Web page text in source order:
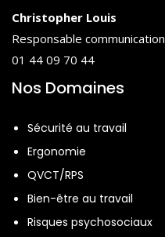
Christopher Louis
Responsable communication
01 44 09 70 44
Nos Domaines
Sécurité au travail
Ergonomie
QVCT/RPS
Bien-être au travail
Risques psychosociaux